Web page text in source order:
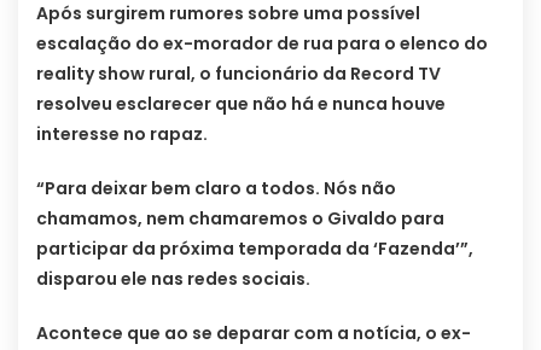
Após surgirem rumores sobre uma possível
escalação do ex-morador de rua para o elenco do
reality show rural, o funcionário da Record TV
resolveu esclarecer que não há e nunca houve
interesse no rapaz.
“Para deixar bem claro a todos. Nós não
chamamos, nem chamaremos o Givaldo para
participar da próxima temporada da ‘Fazenda’”,
disparou ele nas redes sociais.
Acontece que ao se deparar com a notícia, o ex-